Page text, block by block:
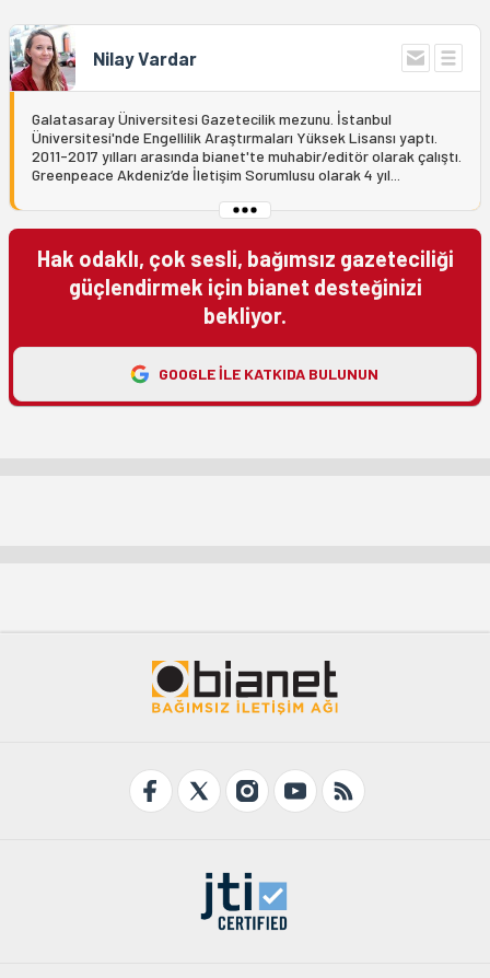
Nilay Vardar
Galatasaray Üniversitesi Gazetecilik mezunu. İstanbul
Üniversitesi'nde Engellilik Araştırmaları Yüksek Lisansı yaptı.
2011-2017 yılları arasında bianet'te muhabir/editör olarak çalıştı.
Greenpeace Akdeniz’de İletişim Sorumlusu olarak 4 yıl...
Hak odaklı, çok sesli, bağımsız gazeteciliği
güçlendirmek için bianet desteğinizi
bekliyor.
GOOGLE ILE KATKIDA BULUNUN